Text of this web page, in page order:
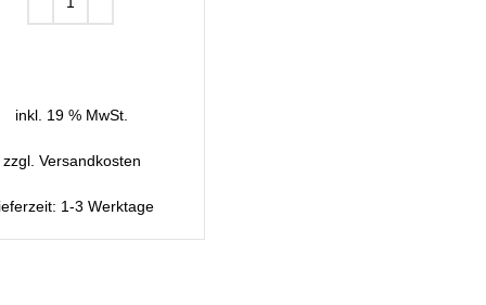
inkl. 19 % MwSt.
zzgl. Versandkosten
1-3 Werktage